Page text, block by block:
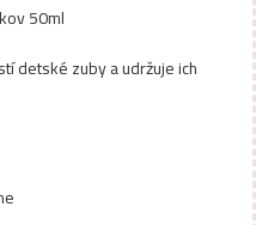
50ml
detské zuby a udržuje ich